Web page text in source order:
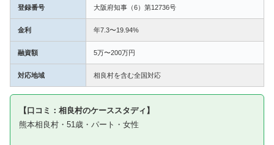
登録番号 大阪府知事（6）第12736号
金利 年7.3〜19.94%
融資額 5万〜200万円
対応地域 相良村を含む全国対応
【口コミ：相良村のケーススタディ】
熊本相良村・51歳・パート・女性